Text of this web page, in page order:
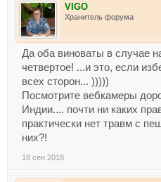
VIGO
Хранитель форума
Да оба виноваты в случае
четвертое! ...и это, если
всех сторон... )))))
Посмотрите вебкамеры
Индии.... почти ни каких
практически нет травм с
них?!
18 сен 2018